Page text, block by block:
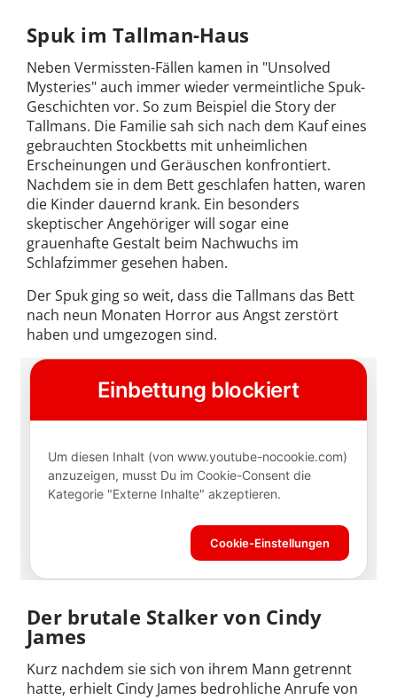
Spuk im Tallman-Haus
Neben Vermissten-Fällen kamen in "Unsolved
Mysteries" auch immer wieder vermeintliche Spuk-
Geschichten vor. So zum Beispiel die Story der
Tallmans. Die Familie sah sich nach dem Kauf eines
gebrauchten Stockbetts mit unheimlichen
Erscheinungen und Geräuschen konfrontiert.
Nachdem sie in dem Bett geschlafen hatten, waren
die Kinder dauernd krank. Ein besonders
skeptischer Angehöriger will sogar eine
grauenhafte Gestalt beim Nachwuchs im
Schlafzimmer gesehen haben.
Der Spuk ging so weit, dass die Tallmans das Bett
nach neun Monaten Horror aus Angst zerstört
haben und umgezogen sind.
Der brutale Stalker von Cindy
James
Kurz nachdem sie sich von ihrem Mann getrennt
hatte, erhielt Cindy James bedrohliche Anrufe von